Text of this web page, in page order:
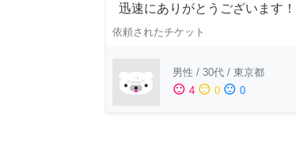
迅速にありがとうございます！
依頼されたチケット
男性 / 30代 / 東京都
sentiment_satisfied 4 sentiment_neutral 0 sentiment_dissatisfied 0